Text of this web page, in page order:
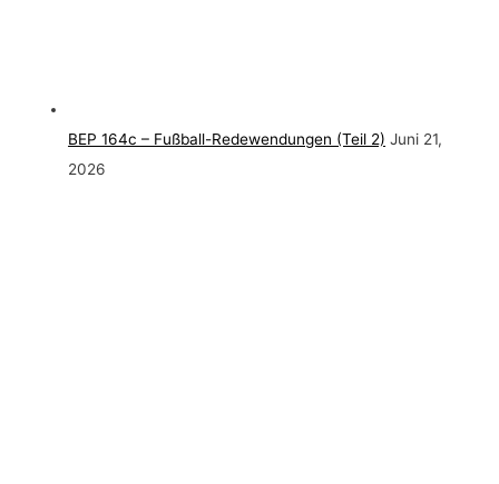
BEP 164c – Fußball-Redewendungen (Teil 2) Juni 21,
2026